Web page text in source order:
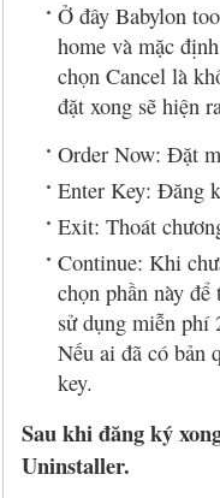
Ở đây Babylon
home và mặc
chọn Cancel là
đặt xong sẽ hiện
Order Now: Đặt
Enter Key: Đăng
Exit: Thoát
Continue: Khi
chọn phần này
sử dụng miễn phí
Nếu ai đã có bản
key.
Sau khi đăng ký
Uninstaller.